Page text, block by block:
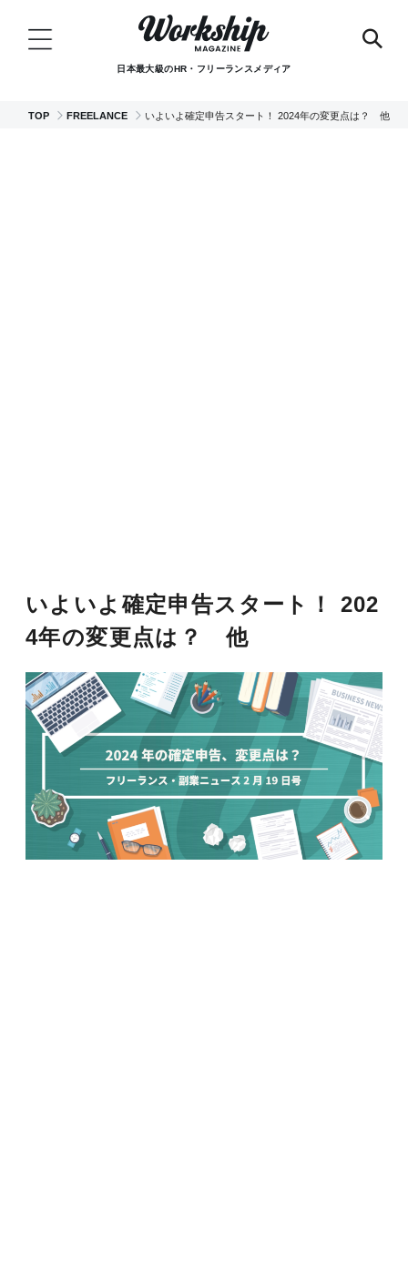
日本最大級のHR・フリーランスメディア
TOP FREELANCE いよいよ確定申告スタート！ 2024年の変更点は？ 他
いよいよ確定申告スタート！ 202
4年の変更点は？ 他